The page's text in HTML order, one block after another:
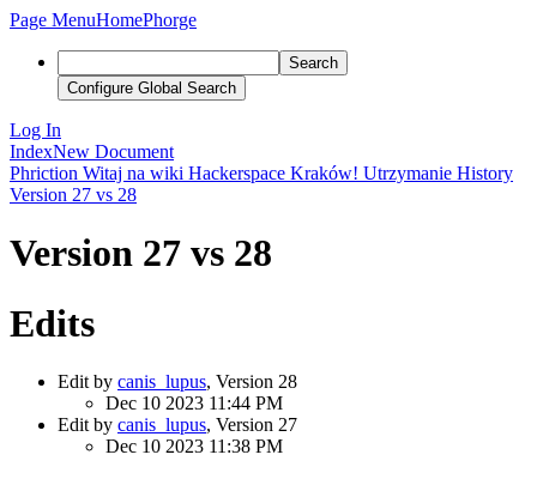
Page MenuHomePhorge
Search
Configure Global Search
Log In
IndexNew Document
Phriction Witaj na wiki Hackerspace Kraków! Utrzymanie History
Version 27 vs 28
Version 27 vs 28
Edits
Edit by canis_lupus, Version 28
Dec 10 2023 11:44 PM
Edit by canis_lupus, Version 27
Dec 10 2023 11:38 PM